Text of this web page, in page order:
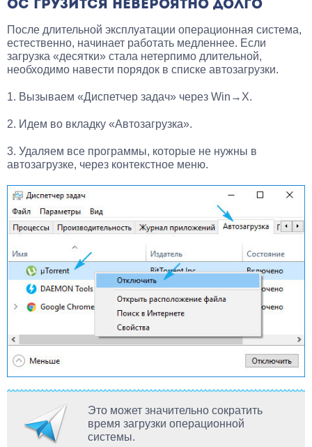
ОС ГРУЗИТСЯ НЕВЕРОЯТНО ДОЛГО
После длительной эксплуатации операционная система,
естественно, начинает работать медленнее. Если
загрузка «десятки» стала нетерпимо длительной,
необходимо навести порядок в списке автозагрузки.
1. Вызываем «Диспетчер задач» через Win→X.
2. Идем во вкладку «Автозагрузка».
3. Удаляем все программы, которые не нужны в
автозагрузке, через контекстное меню.
Это может значительно сократить
время загрузки операционной
системы.